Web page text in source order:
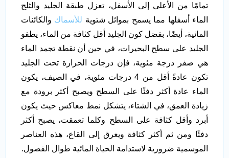
تمامًا من الأعلى إلى الأسفل، تعزل طبقة الجليد والثلج
الماء أسفلها مما يسمح بموائل شتوية للأسماك والكائنات
المائية، أيضًا، بفضل كون الجليد أقل كثافة من الماء، يطفو
الجليد على سطح البحيرات، في حين أن نقطة تجمد الماء
هي صفر درجة مئوية، فإن درجات الحرارة تحت الجليد
تكون عادةً أقل من 4 درجات مئوية، في الصيف، يكون
الماء عادة أكثر دفئًا على السطح ويصبح أكثر برودة مع
زيادة العمق، في الشتاء، يتشكل نمط معاكس حيث يكون
أبرد وأقل كثافة على السطح وكلما تعمقت، يصبح أكثر
دفئًا ومن ثم أكثر كثافة ويغرق إلى القاع، هذه العناصر
الموسمية ضرورية لاستدامة الحياة المائية طوال الفصول.